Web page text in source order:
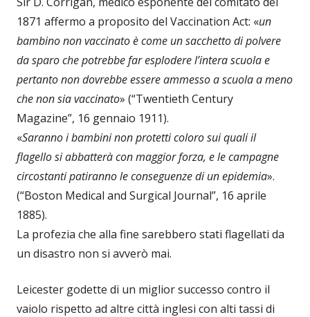
1871 affermo a proposito del Vaccination Act: «un
bambino non vaccinato è come un sacchetto di polvere
da sparo che potrebbe far esplodere l’intera scuola e
pertanto non dovrebbe essere ammesso a scuola a meno
che non sia vaccinato» (“Twentieth Century
Magazine”, 16 gennaio 1911).
«Saranno i bambini non protetti coloro sui quali il
flagello si abbatterà con maggior forza, e le campagne
circostanti patiranno le conseguenze di un epidemia».
(“Boston Medical and Surgical Journal”, 16 aprile
1885).
La profezia che alla fine sarebbero stati flagellati da
un disastro non si avverò mai.
Leicester godette di un miglior successo contro il
vaiolo rispetto ad altre città inglesi con alti tassi di